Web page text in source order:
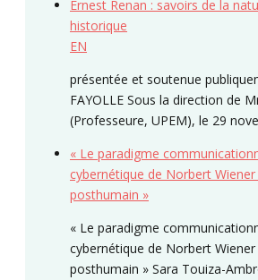
Ernest Renan : savoirs de la
historique
EN
présentée et soutenue
FAYOLLE Sous la direction de
(Professeure, UPEM), le 29
« Le paradigme
cybernétique de Norbert Wiener
posthumain »
« Le paradigme
cybernétique de Norbert
posthumain » Sara Touiza-